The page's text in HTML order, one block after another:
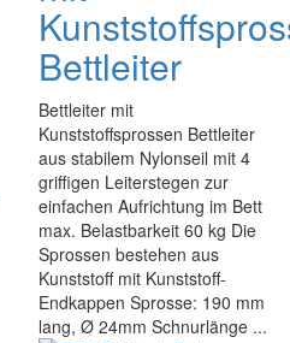
Bettleiter
Bettleiter mit
Kunststoffsprossen Bettleiter
aus stabilem Nylonseil mit 4
griffigen Leiterstegen zur
einfachen Aufrichtung im Bett
max. Belastbarkeit 60 kg Die
Sprossen bestehen aus
Kunststoff mit Kunststoff-
Endkappen Sprosse: 190 mm
lang, Ø 24mm Schnurlänge ...